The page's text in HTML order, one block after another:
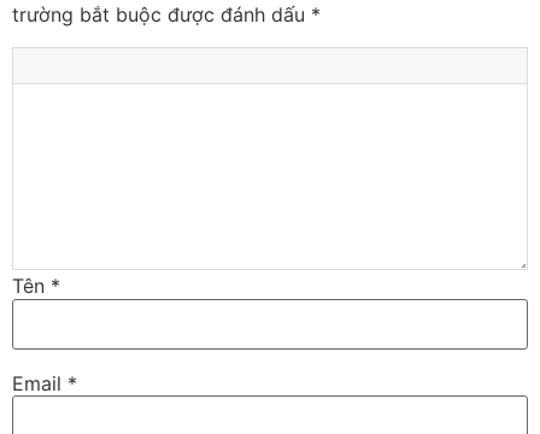
trường bắt buộc được đánh dấu *
Tên *
Email *